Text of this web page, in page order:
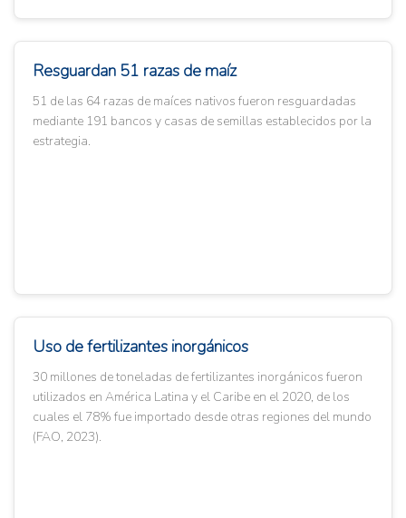
Resguardan 51 razas de maíz
51 de las 64 razas de maíces nativos fueron resguardadas
mediante 191 bancos y casas de semillas establecidos por la
estrategia.
Uso de fertilizantes inorgánicos
30 millones de toneladas de fertilizantes inorgánicos fueron
utilizados en América Latina y el Caribe en el 2020, de los
cuales el 78% fue importado desde otras regiones del mundo
(FAO, 2023).